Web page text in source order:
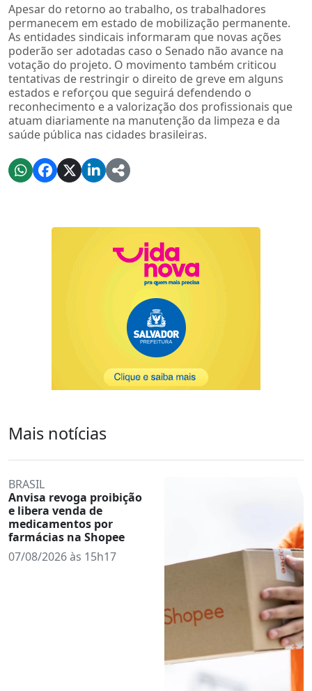
Apesar do retorno ao trabalho, os trabalhadores
permanecem em estado de mobilização permanente.
As entidades sindicais informaram que novas ações
poderão ser adotadas caso o Senado não avance na
votação do projeto. O movimento também criticou
tentativas de restringir o direito de greve em alguns
estados e reforçou que seguirá defendendo o
reconhecimento e a valorização dos profissionais que
atuam diariamente na manutenção da limpeza e da
saúde pública nas cidades brasileiras.
Mais notícias
BRASIL
Anvisa revoga proibição
e libera venda de
medicamentos por
farmácias na Shopee
07/08/2026 às 15h17